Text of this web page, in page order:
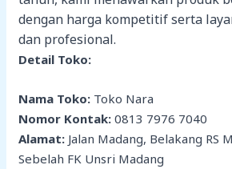
dengan harga kompetitif serta
dan profesional.
Detail Toko:
Nama Toko: Toko Nara
Nomor Kontak: 0813 7976 7040
Alamat: Jalan Madang, Belakang RS
Sebelah FK Unsri Madang